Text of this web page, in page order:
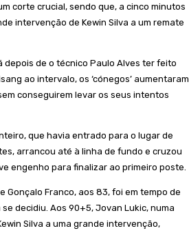
corte crucial, sendo que, a cinco minutos
intervenção de Kewin Silva a um remate
depois de o técnico Paulo Alves ter feito
ao intervalo, os ‘cónegos’ aumentaram
conseguirem levar os seus intentos
que havia entrado para o lugar de
arrancou até à linha de fundo e cruzou
engenho para finalizar ao primeiro poste.
Gonçalo Franco, aos 83, foi em tempo de
decidiu. Aos 90+5, Jovan Lukic, numa
Silva a uma grande intervenção,